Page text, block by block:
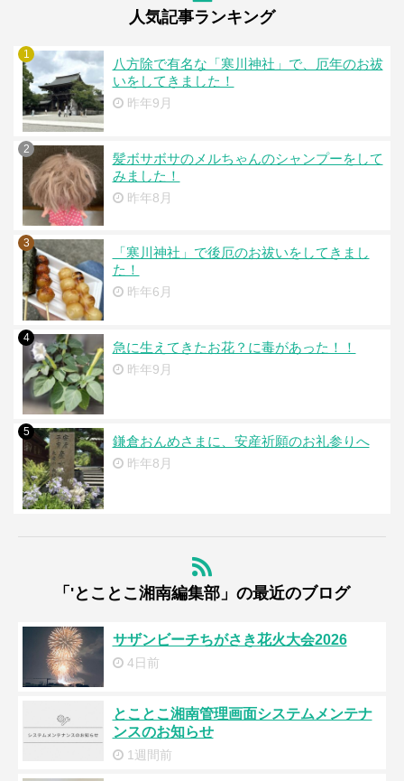
人気記事ランキング
1
八方除で有名な「寒川神社」で、厄年のお祓
いをしてきました！
昨年9月
2
髪ボサボサのメルちゃんのシャンプーをして
みました！
昨年8月
3
「寒川神社」で後厄のお祓いをしてきまし
た！
昨年6月
4
急に生えてきたお花？に毒があった！！
昨年9月
5
鎌倉おんめさまに、安産祈願のお礼参りへ
昨年8月
「'とことこ湘南編集部」の最近のブログ
サザンビーチちがさき花火大会2026
4日前
とことこ湘南管理画面システムメンテナ
ンスのお知らせ
1週間前